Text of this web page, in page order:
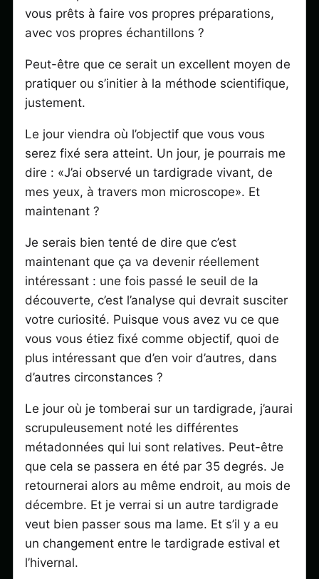
vous prêts à faire vos propres préparations,
avec vos propres échantillons ?
Peut-être que ce serait un excellent moyen de
pratiquer ou s’initier à la méthode scientifique,
justement.
Le jour viendra où l’objectif que vous vous
serez fixé sera atteint. Un jour, je pourrais me
dire : «J’ai observé un tardigrade vivant, de
mes yeux, à travers mon microscope». Et
maintenant ?
Je serais bien tenté de dire que c’est
maintenant que ça va devenir réellement
intéressant : une fois passé le seuil de la
découverte, c’est l’analyse qui devrait susciter
votre curiosité. Puisque vous avez vu ce que
vous vous étiez fixé comme objectif, quoi de
plus intéressant que d’en voir d’autres, dans
d’autres circonstances ?
Le jour où je tomberai sur un tardigrade, j’aurai
scrupuleusement noté les différentes
métadonnées qui lui sont relatives. Peut-être
que cela se passera en été par 35 degrés. Je
retournerai alors au même endroit, au mois de
décembre. Et je verrai si un autre tardigrade
veut bien passer sous ma lame. Et s’il y a eu
un changement entre le tardigrade estival et
l’hivernal.